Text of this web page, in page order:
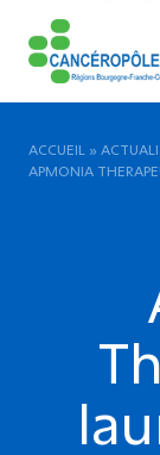
ACCUEIL »
APMONIA